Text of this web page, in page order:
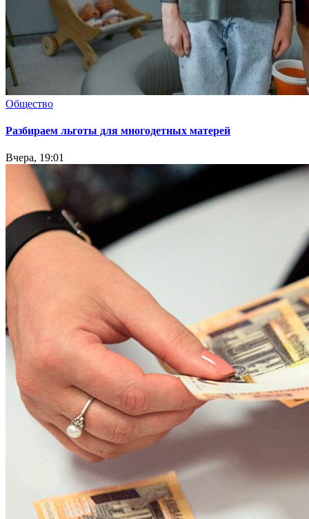
Общество
Разбираем льготы для многодетных матерей
Вчера, 19:01